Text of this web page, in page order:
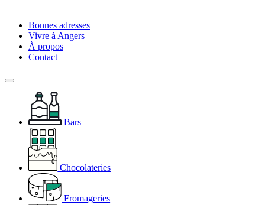
Bonnes adresses
Vivre à Angers
À propos
Contact
Bars
Chocolateries
Fromageries